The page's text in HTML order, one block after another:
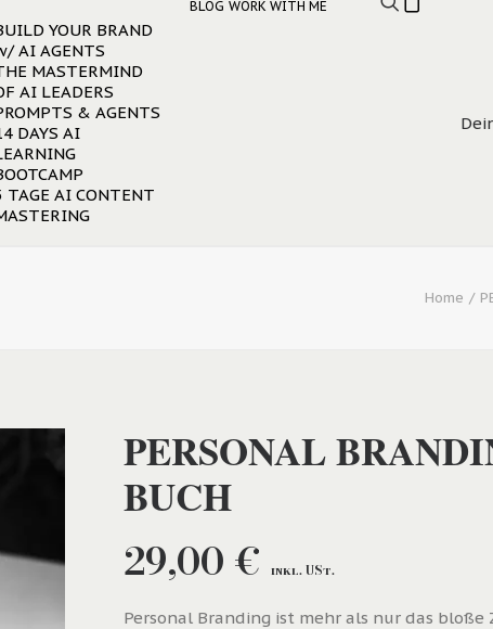
YOUR BRAND
AI AGENTS
MASTERMIND
AI LEADERS
& AGENTS
DAYS AI
TAGE AI CONTENT
BLOG WORK WITH ME
Home
PERSONAL
BUCH
29,00 € inkl. USt.
Personal Branding ist mehr als nur das bloße